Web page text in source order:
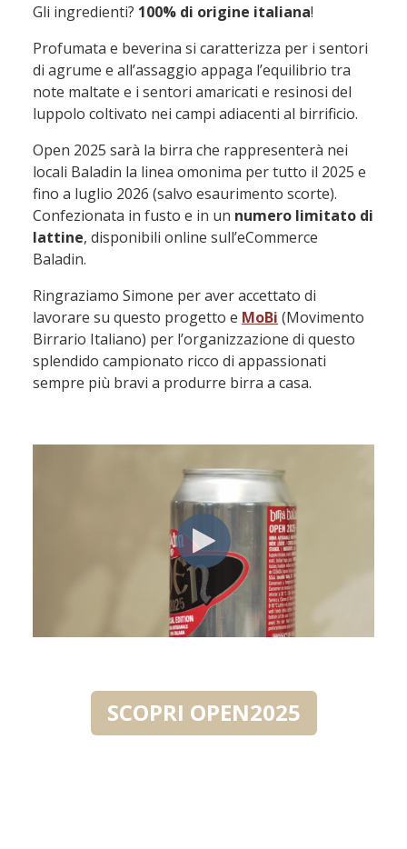
Gli ingredienti? 100% di origine italiana!
Profumata e beverina si caratterizza per i sentori
di agrume e all’assaggio appaga l’equilibrio tra
note maltate e i sentori amaricati e resinosi del
luppolo coltivato nei campi adiacenti al birrificio.
Open 2025 sarà la birra che rappresenterà nei
locali Baladin la linea omonima per tutto il 2025 e
fino a luglio 2026 (salvo esaurimento scorte).
Confezionata in fusto e in un numero limitato di
lattine, disponibili online sull’eCommerce
Baladin.
Ringraziamo Simone per aver accettato di
lavorare su questo progetto e MoBi (Movimento
Birrario Italiano) per l’organizzazione di questo
splendido campionato ricco di appassionati
sempre più bravi a produrre birra a casa.
SCOPRI OPEN2025